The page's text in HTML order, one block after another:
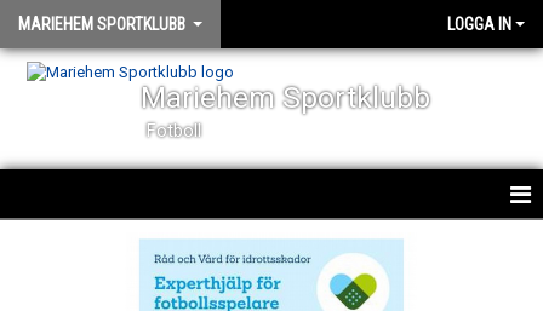
MARIEHEM SPORTKLUBB LOGGA IN
Mariehem Sportklubb
Fotboll